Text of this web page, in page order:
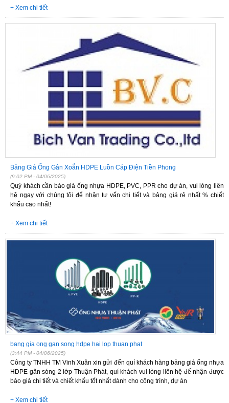
+ Xem chi tiết
Bảng Giá Ống Gân Xoắn HDPE Luồn Cáp Điện Tiền Phong
(9:02 PM - 04/06/2025)
Quý khách cần báo giá ống nhựa HDPE, PVC, PPR cho dự án, vui lòng liên
hệ ngay với chúng tôi để nhận tư vấn chi tiết và bảng giá rẻ nhất % chiết
khấu cao nhất!
+ Xem chi tiết
bang gia ong gan song hdpe hai lop thuan phat
(3:44 PM - 04/06/2025)
Công ty TNHH TM Vinh Xuân xin gửi đến quí khách hàng bảng giá ống nhựa
HDPE gân sóng 2 lớp Thuận Phát, quí khách vui lòng liên hệ để nhận được
báo giá chi tiết và chiết khấu tốt nhất dành cho công trình, dự án
+ Xem chi tiết